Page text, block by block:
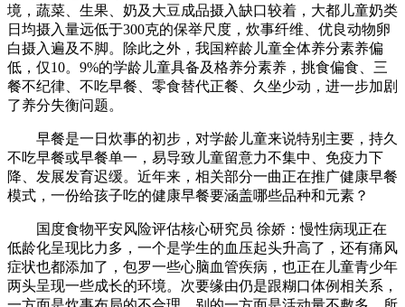
境，蔬菜、生果、奶及大豆成品摄入缺口较着，大都儿童奶类
日均摄入量远低于300克的保举尺度，炊事纤维、优良动物卵
白摄入遍及不脚。除此之外，我国粹龄儿童全体养分素养偏
低，仅10。9%的学龄儿童具备及格养分素养，挑食偏食、三
餐不纪律、不吃早餐、零食替代正餐、久坐少动，进一步加剧
了养分失衡问题。
早餐是一日炊事的初步，对学龄儿童来说特别主要，持久
不吃早餐或早餐单一，易导致儿童留意力不集中、免疫力下
降、发展发育迟缓。近年来，相关部分一曲正在推广健康早餐
模式，一份给孩子吃的健康早餐要涵盖哪些品种和元素？
国度食物平安风险评估核心研究员 徐娇：慢性病现正在
低龄化呈现比力多，一个是学生的血压起头升高了，还有痛风
症状也都添加了，包罗一些心脑血管疾病，也正在儿童青少年
两头呈现一些成长的环境。次要缘由仍是跟糊口体例相关系，